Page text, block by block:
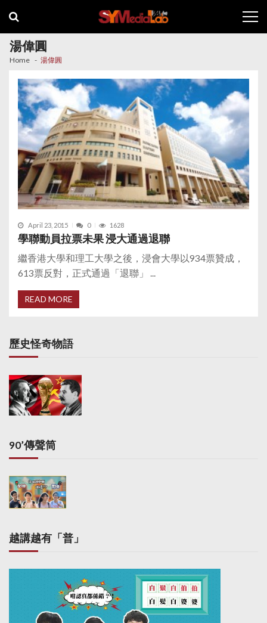
navigation
content
湯偉圓
Home 湯偉圓
April 23, 2015 0 1628
學聯動員拉票未果 浸大通過退聯
繼香港大學和理工大學之後，浸會大學以934票贊成，
613票反對，正式通過「退聯」 ...
READ MORE
歷史怪奇物語
90’傳聲筒
越講越有「普」